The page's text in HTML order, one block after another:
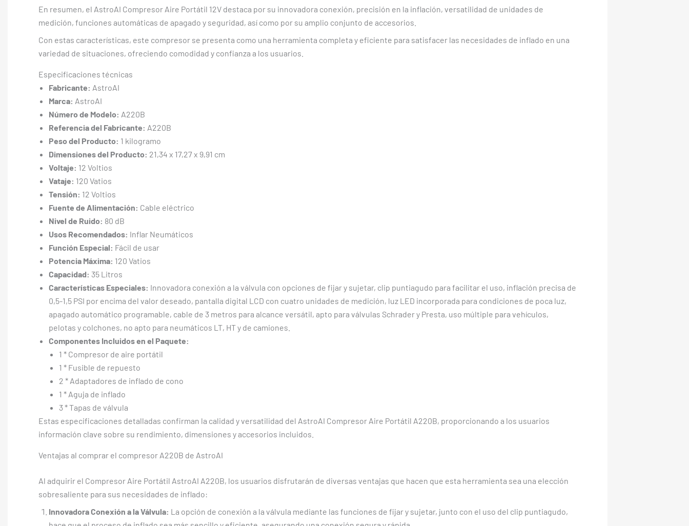
En resumen, el AstroAI Compresor Aire Portátil 12V destaca por su innovadora conexión, precisión en la inflación, versatilidad de unidades de
medición, funciones automáticas de apagado y seguridad, así como por su amplio conjunto de accesorios.
Con estas características, este compresor se presenta como una herramienta completa y eficiente para satisfacer las necesidades de inflado en una
variedad de situaciones, ofreciendo comodidad y confianza a los usuarios.
Especificaciones técnicas
Fabricante: AstroAI
Marca: AstroAI
Número de Modelo: A220B
Referencia del Fabricante: A220B
Peso del Producto: 1 kilogramo
Dimensiones del Producto: 21,34 x 17,27 x 9,91 cm
Voltaje: 12 Voltios
Vataje: 120 Vatios
Tensión: 12 Voltios
Fuente de Alimentación: Cable eléctrico
Nivel de Ruido: 80 dB
Usos Recomendados: Inflar Neumáticos
Función Especial: Fácil de usar
Potencia Máxima: 120 Vatios
Capacidad: 35 Litros
Características Especiales: Innovadora conexión a la válvula con opciones de fijar y sujetar, clip puntiagudo para facilitar el uso, inflación precisa de
0,5-1,5 PSI por encima del valor deseado, pantalla digital LCD con cuatro unidades de medición, luz LED incorporada para condiciones de poca luz,
apagado automático programable, cable de 3 metros para alcance versátil, apto para válvulas Schrader y Presta, uso múltiple para vehículos,
pelotas y colchones, no apto para neumáticos LT, HT y de camiones.
Componentes Incluidos en el Paquete:
1 * Compresor de aire portátil
1 * Fusible de repuesto
2 * Adaptadores de inflado de cono
1 * Aguja de inflado
3 * Tapas de válvula
Estas especificaciones detalladas confirman la calidad y versatilidad del AstroAI Compresor Aire Portátil A220B, proporcionando a los usuarios
información clave sobre su rendimiento, dimensiones y accesorios incluidos.
Ventajas al comprar el compresor A220B de AstroAI
Al adquirir el Compresor Aire Portátil AstroAI A220B, los usuarios disfrutarán de diversas ventajas que hacen que esta herramienta sea una elección
sobresaliente para sus necesidades de inflado:
Innovadora Conexión a la Válvula: La opción de conexión a la válvula mediante las funciones de fijar y sujetar, junto con el uso del clip puntiagudo,